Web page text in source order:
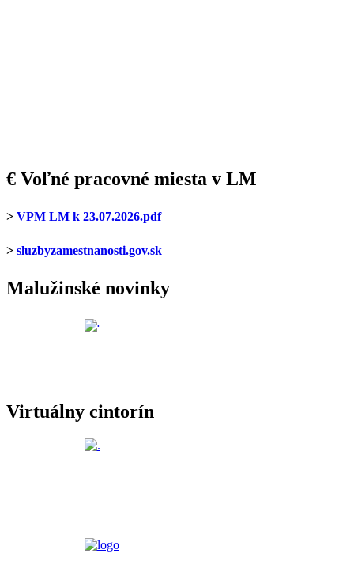
€ Voľné pracovné miesta v LM
> VPM LM k 23.07.2026.pdf
> sluzbyzamestnanosti.gov.sk
Malužinské novinky
Virtuálny cintorín